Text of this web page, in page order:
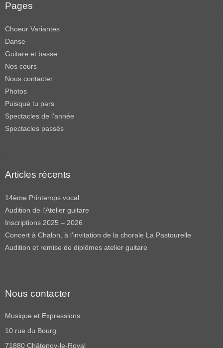
Pages
Choeur Variantes
Danse
Guitare et basse
Nos cours
Nous contacter
Photos
Puisque tu pars
Spectacles de l’année
Spectacles passés
Articles récents
14ème Printemps vocal
Audition de l’Atelier guitare
Inscriptions 2025 – 2026
Concert à Chalon, à l’invitation de la chorale La Pastourelle
Audition et remise de diplômes atelier guitare
Nous contacter
Musique et Expressions
10 rue du Bourg
71880 Châtenoy-le-Royal